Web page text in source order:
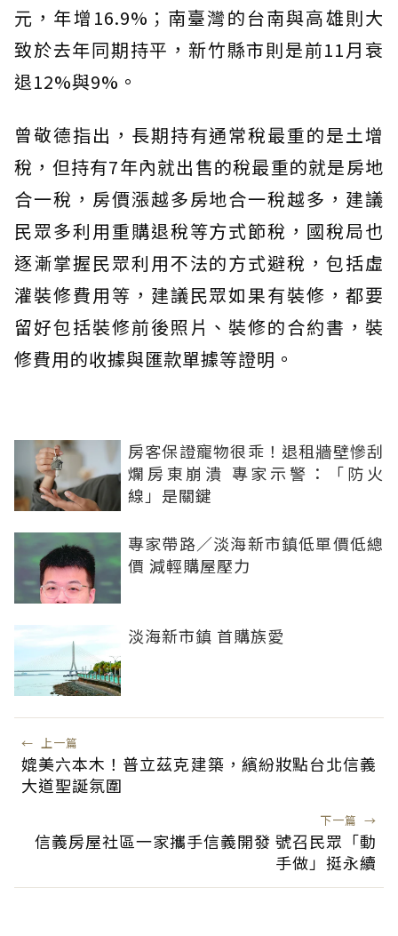
元，年增16.9%；南臺灣的台南與高雄則大
致於去年同期持平，新竹縣市則是前11月衰
退12%與9%。
曾敬德指出，長期持有通常稅最重的是土增
稅，但持有7年內就出售的稅最重的就是房地
合一稅，房價漲越多房地合一稅越多，建議
民眾多利用重購退稅等方式節稅，國稅局也
逐漸掌握民眾利用不法的方式避稅，包括虛
灌裝修費用等，建議民眾如果有裝修，都要
留好包括裝修前後照片、裝修的合約書，裝
修費用的收據與匯款單據等證明。
房客保證寵物很乖！退租牆壁慘刮
爛房東崩潰 專家示警：「防火
線」是關鍵
專家帶路／淡海新市鎮低單價低總
價 減輕購屋壓力
淡海新市鎮 首購族愛
← 上一篇
媲美六本木！普立茲克建築，繽紛妝點台北信義
大道聖誕氛圍
下一篇 →
信義房屋社區一家攜手信義開發 號召民眾「動
手做」挺永續